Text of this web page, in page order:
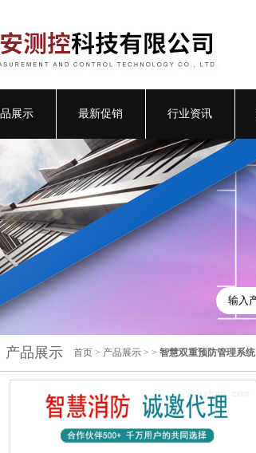
展示 最新促销 行业资讯
产品展示 首页 > 产品展示 > > 智慧双重预防管理系统